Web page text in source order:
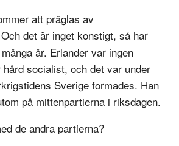
att präglas av
Och det är inget konstigt, så har
år. Erlander var ingen
socialist, och det var under
Sverige formades. Han
på mittenpartierna i riksdagen.
de andra partierna?